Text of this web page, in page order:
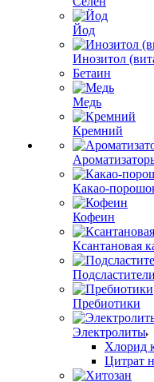
Йод
Инозитол
Бетаин
Медь
Кремний
Какао-
Кофеин
Ксантановая
Подсластители
Пребиотики
Электролиты
Хлорид
Цитрат